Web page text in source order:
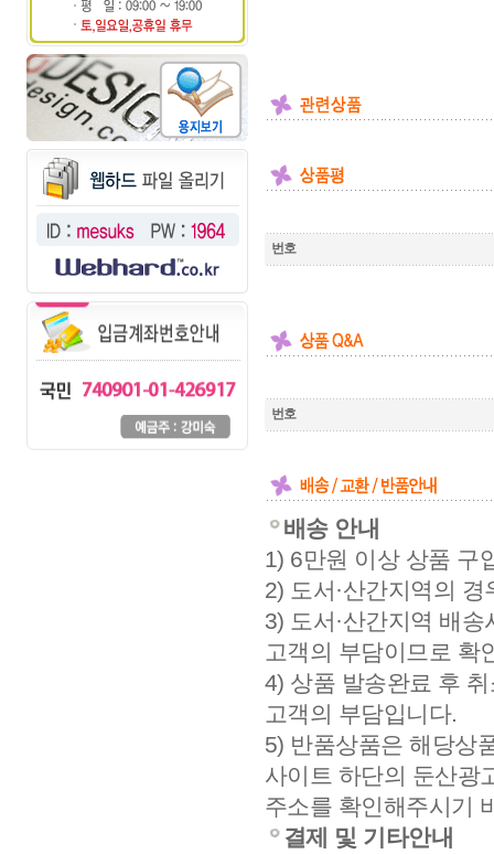
배송 안내
1) 6만원 이상 상품 구
2) 도서·산간지역의
3) 도서·산간지역 배
고객의 부담이므로 확
4) 상품 발송완료 후
고객의 부담입니다.
5) 반품상품은 해당상
사이트 하단의 둔산광
주소를 확인해주시기
결제 및 기타안내